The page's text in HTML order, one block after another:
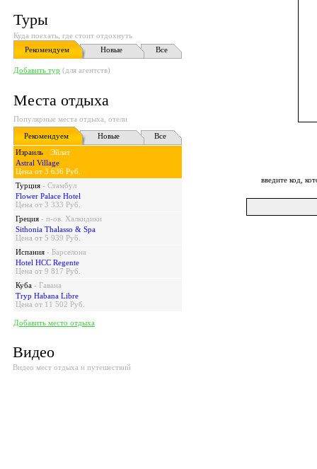
Туры
Куда поехать, где стоит отдохнуть
Рекомендуем
Новые Все
Добавить тур (для агентств)
Места отдыха
Популярные места отдыха, отели
Рекомендуем
Новые
Все
Израиль - Эйлат
Astral Village
Цена от 3 636 Руб.
Турция - Стамбул
Flower Palace Hotel
Цена от 3 333 Руб.
Греция - п-ов. Халкидики
Sithonia Thalasso & Spa
Цена от 5 939 Руб.
Испания - Барселона
Hotel HCC Regente
Цена от 9 817 Руб.
Куба - Гавана
Tryp Habana Libre
Цена от 11 502 Руб.
Добавить место отдыха
Видео
Видео мест отдыха и путешествий
введите код,